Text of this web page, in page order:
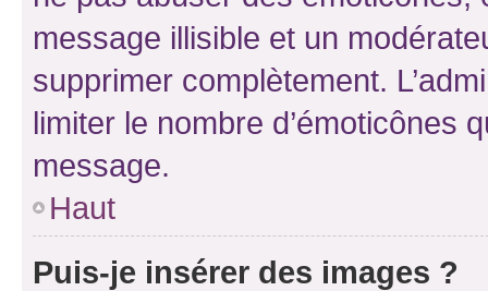
message illisible et un
supprimer complètement.
limiter le nombre d’émoticônes
message.
Haut
Puis-je insérer des images ?